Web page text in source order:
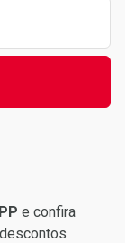
e confira